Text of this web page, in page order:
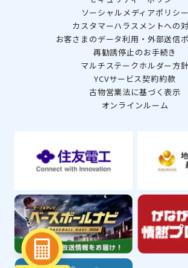
ソーシャルメディアポリシー
カスタマーハラスメントへの
お客さまのデータ利用・外部送信
再勧誘停止のお手続き
マルチステークホルダー方針
YCVサービス契約約款
古物営業法に基づく表示
オンラインルーム